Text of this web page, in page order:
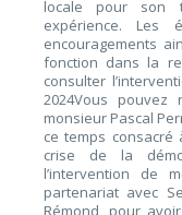
locale pour son
expérience.
encouragements
fonction dans la
consulter
2024Vous pouvez
monsieur Pascal
ce temps
crise de la
l’intervention de
partenariat avec
Rémond, pour